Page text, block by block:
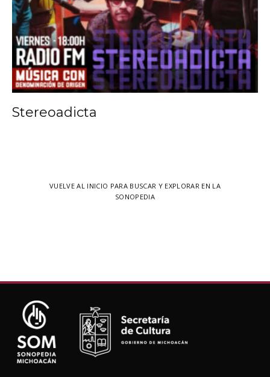
Stereoadicta
VUELVE AL INICIO PARA BUSCAR Y EXPLORAR EN LA
SONOPEDIA